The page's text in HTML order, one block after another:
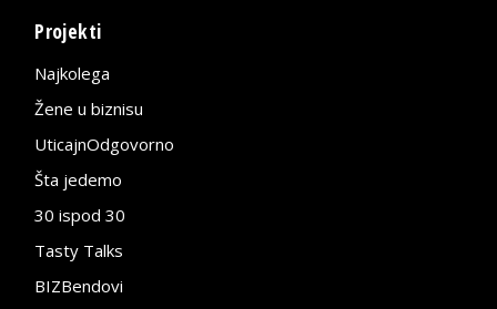
Projekti
Najkolega
Žene u biznisu
UticajnOdgovorno
Šta jedemo
30 ispod 30
Tasty Talks
BIZBendovi